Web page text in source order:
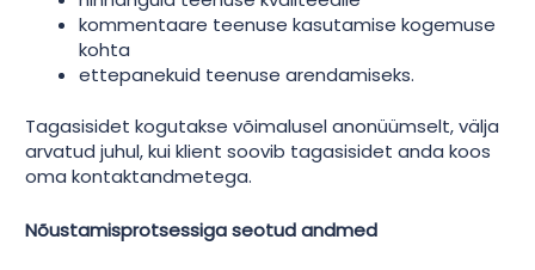
kommentaare teenuse kasutamise kogemuse
kohta
ettepanekuid teenuse arendamiseks.
Tagasisidet kogutakse võimalusel anonüümselt, välja
arvatud juhul, kui klient soovib tagasisidet anda koos
oma kontaktandmetega.
Nõustamisprotsessiga seotud andmed